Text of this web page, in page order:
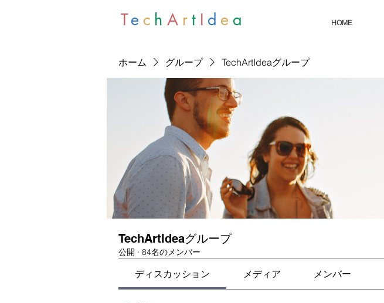
Te c hA r t I d e a HOME
ホーム グループ TechArtIdeaグループ
TechArtIdeaグループ
公開 · 84名のメンバー
ディスカッション メディア メンバー